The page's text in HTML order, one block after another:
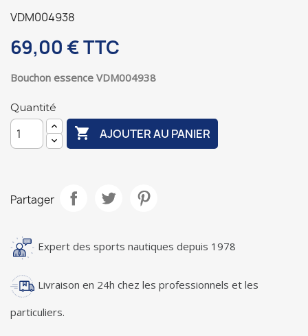
VDM004938
69,00 €TTC
Bouchon essence VDM004938
Quantité
 AJOUTER AU PANIER
Partager
Expert des sports nautiques depuis 1978
Livraison en 24h chez les professionnels et les
particuliers.